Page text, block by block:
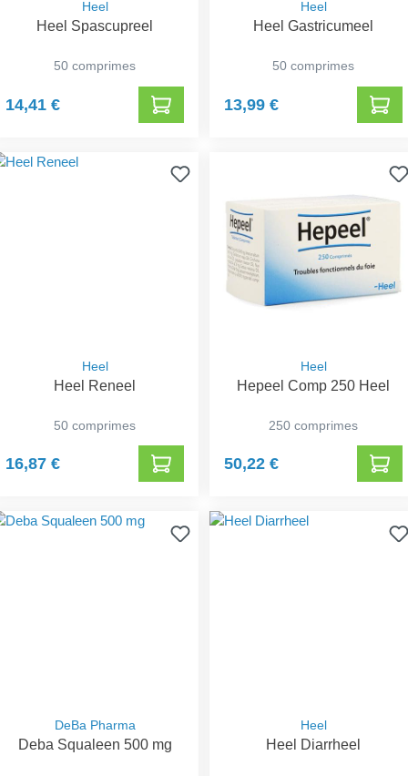
Heel
Heel Spascupreel
50 comprimes
14,41 €
Heel
Heel Gastricumeel
50 comprimes
13,99 €
Heel
Heel Reneel
50 comprimes
16,87 €
Heel
Hepeel Comp 250 Heel
250 comprimes
50,22 €
DeBa Pharma
Deba Squaleen 500 mg
Heel
Heel Diarrheel